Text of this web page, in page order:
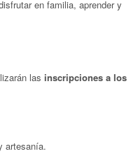
en familia, aprender y
las inscripciones a los
artesanía.